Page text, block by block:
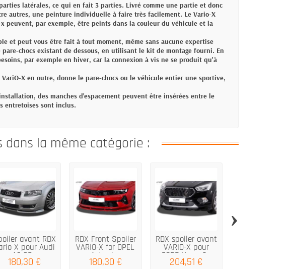
latérales, ce qui en fait 3 parties. Livré comme une partie et donc
autres, une peinture individuelle à faire très facilement. Le Vario-X
peuvent, par exemple, être peints dans la couleur du véhicule et la
et peut vous être fait à tout moment, même sans aucune expertise
chocs existant de dessous, en utilisant le kit de montage fourni. En
par exemple en hiver, car la connexion à vis ne se produit qu'à
X en outre, donne le pare-chocs ou le véhicule entier une sportive,
des manches d'espacement peuvent être insérées entre le
entretoises sont inclus.
dans la même catégorie :
avant RDX
X pour Audi
A3 8P...
180,30 €
RDX Front Spoiler
VARIO-X for OPEL
Astra L...
180,30 €
RDX spoiler avant
VARIO-X pour
FORD Kuga 2...
204,51 €
›